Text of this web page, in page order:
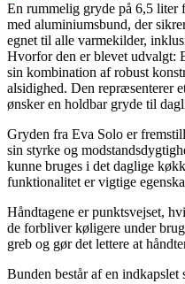
En rummelig gryde på 6,5 liter
med aluminiumsbund, der
egnet til alle varmekilder,
Hvorfor den er blevet udvalgt:
sin kombination af robust
alsidighed. Den repræsenterer
ønsker en holdbar gryde til
Gryden fra Eva Solo er
sin styrke og
kunne bruges i det daglige
funktionalitet er vigtige
Håndtagene er punktsvejset,
de forbliver køligere under
greb og gør det lettere at
Bunden består af en